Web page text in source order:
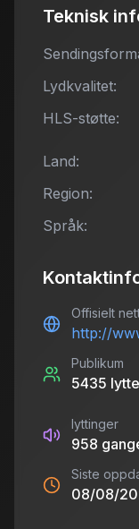
Teknisk
Lydkvalitet:
HLS-støtte:
Land:
Region:
Språk:
Offisielt
http://
Publikum
5435
lyttinger
958
Siste
08/08/